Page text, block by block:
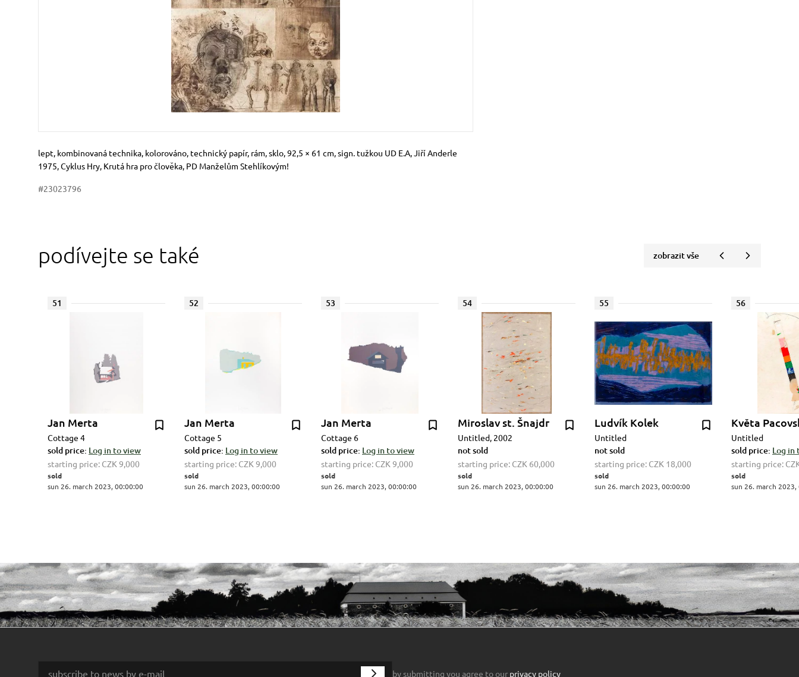
Rozměry
Stručný popis předmětu
lept, kombinovaná technika, kolorováno, technický papír, rám, sklo, 92,5 × 61 cm, sign. tužkou UD E.A, Jiří Anderle
1975, Cyklus Hry, Krutá hra pro člověka, PD Manželům Stehlíkovým!
#23023796
podívejte se také zobrazit vše
51
Jan Merta
Cottage 4
sold price: Log in to view
starting price: CZK 9,000
sold
sun 26. march 2023, 00:00:00
52
Jan Merta
Cottage 5
sold price: Log in to view
starting price: CZK 9,000
sold
sun 26. march 2023, 00:00:00
53
Jan Merta
Cottage 6
sold price: Log in to view
starting price: CZK 9,000
sold
sun 26. march 2023, 00:00:00
54
Miroslav st. Šnajdr
Untitled, 2002
not sold
starting price: CZK 60,000
sold
sun 26. march 2023, 00:00:00
55
Ludvík Kolek
Untitled
not sold
starting price: CZK 18,000
sold
sun 26. march 2023, 00:00:00
56
Květa
Untitled
sold price: Log in
starting price:
sold
sun 26. march 2023,
by submitting you agree to our privacy policy